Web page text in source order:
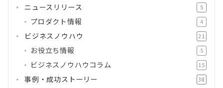
ニュースリリース 5
プロダクト情報 4
ビジネスノウハウ 21
お役立ち情報 5
ビジネスノウハウコラム 15
事例・成功ストーリー 38